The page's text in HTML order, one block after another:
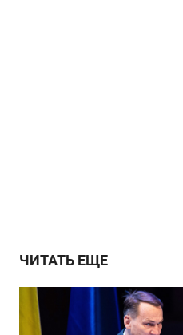
ЧИТАТЬ ЕЩЕ